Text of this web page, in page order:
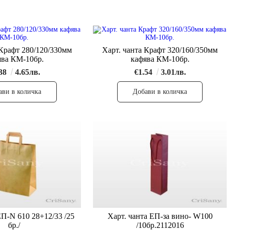
КМ-10бр.
4.65лв.
Харт. чанта Крафт 320/160/350мм
кафява КМ-10бр.
€1.54
3.01лв.
N 610 28+12/33 /25
бр./
Харт. чанта ЕП-за вино- W100
/10бр.2112016